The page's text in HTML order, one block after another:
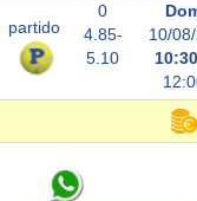
partido
0
4.85-
5.10
10/
10:30